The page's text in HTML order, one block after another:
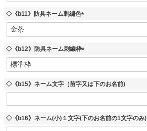
)
◇《b11》防具ネーム刺繍色
(
)
◇《b12》防具ネーム刺繍枠
(
)
◇《b15》ネーム文字（苗字又は下のお名前)
◇《b16》ネーム(小)１文字(下のお名前の1文字のみ)